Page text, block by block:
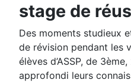
stage de
Des moments studieux
de révision pendant les
élèves d’ASSP, de
approfondi leurs